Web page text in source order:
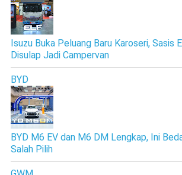
Isuzu Buka Peluang Baru Karoseri, Sasis
Disulap Jadi Campervan
BYD
BYD M6 EV dan M6 DM Lengkap, Ini
Salah Pilih